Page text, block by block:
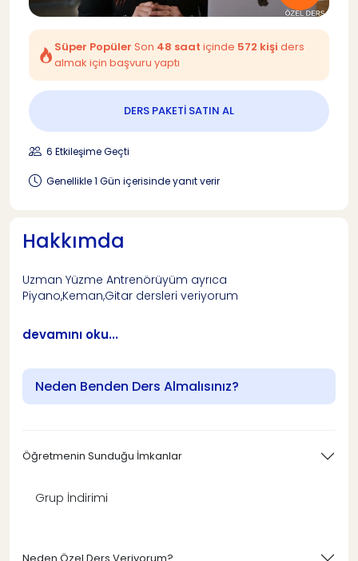
Süper Popüler Son 48 saat içinde 572 kişi ders
almak için başvuru yaptı
DERS PAKETİ SATIN AL
6 Etkileşime Geçti
Genellikle 1 Gün içerisinde yanıt verir
Hakkımda
Uzman Yüzme Antrenörüyüm ayrıca
Piyano,Keman,Gitar dersleri veriyorum
devamını oku...
Neden Benden Ders Almalısınız?
Öğretmenin Sunduğu İmkanlar
Grup İndirimi